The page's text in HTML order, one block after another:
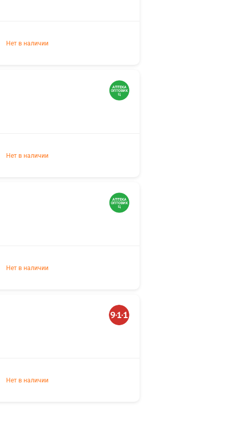
Нет в наличии
Нет в наличии
Нет в наличии
Нет в наличии